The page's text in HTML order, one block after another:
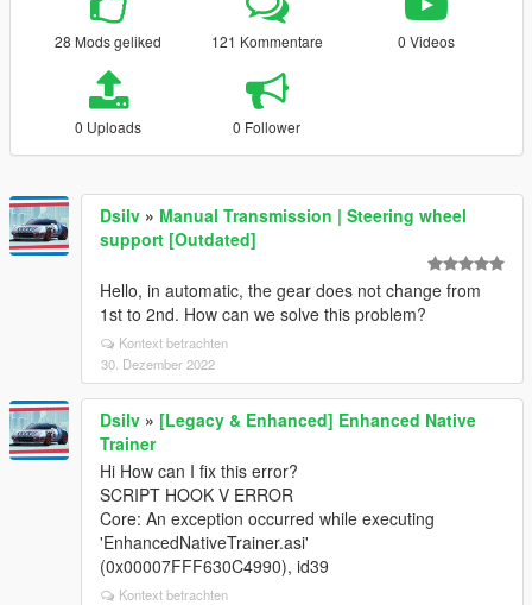
28 Mods geliked 121 Kommentare 0 Videos
0 Uploads 0 Follower
Dsilv » Manual Transmission | Steering wheel
support [Outdated]
Hello, in automatic, the gear does not change from
1st to 2nd. How can we solve this problem?
Kontext betrachten
30. Dezember 2022
Dsilv » [Legacy & Enhanced] Enhanced Native
Trainer
Hi How can I fix this error?
SCRIPT HOOK V ERROR
Core: An exception occurred while executing
'EnhancedNativeTrainer.asi'
(0x00007FFF630C4990), id39
Kontext betrachten